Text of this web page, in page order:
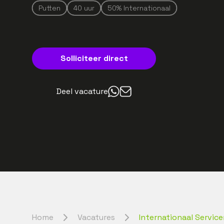
Putten 40 uur 50% Internationaal
Solliciteer direct
Deel vacature
Home Vacatures Internationaal